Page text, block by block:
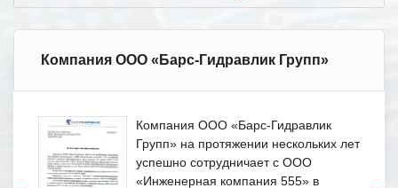
Компания ООО «Барс-Гидравлик Групп»
Компания ООО «Барс-Гидравлик
Групп» на протяжении нескольких лет
успешно сотрудничает с ООО
«Инженерная компания 555» в